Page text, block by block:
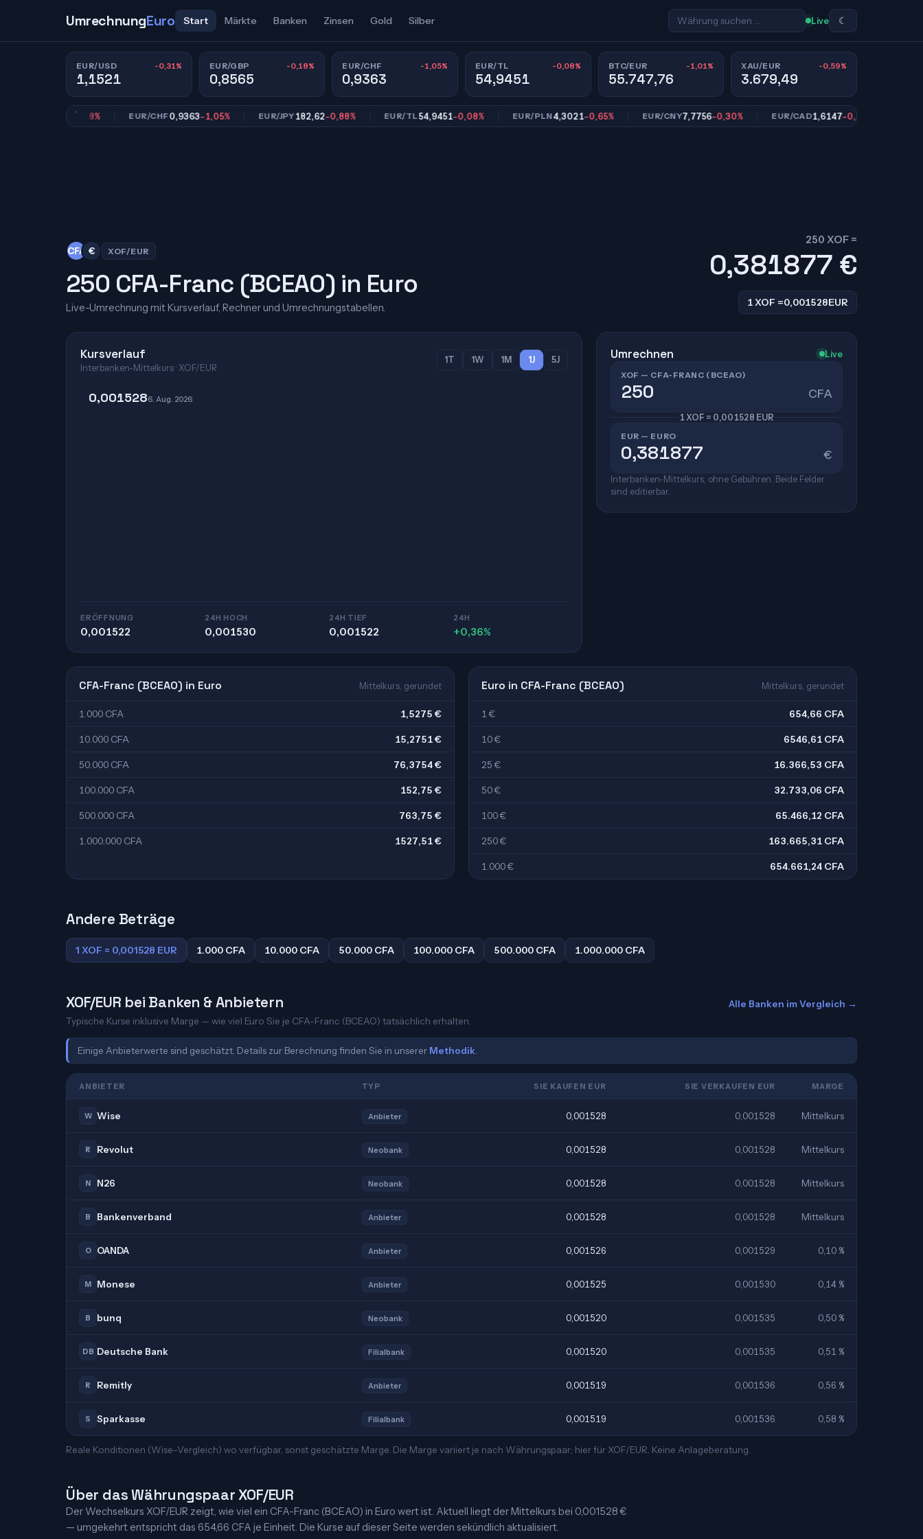
UmrechnungEuro Start Märkte Banken Zinsen Gold Silber Live ☾
EUR/USD -0,31%
1,1521
EUR/GBP -0,18%
0,8565
EUR/CHF -1,05%
0,9363
EUR/TL -0,08%
54,9451
BTC/EUR -1,01%
55.747,76
XAU/EUR -0,59%
3.679,49
-0,18% EUR/CHF0,9363-1,05% EUR/JPY182,62-0,88% EUR/TL54,9451-0,08% EUR/PLN4,3021-0,65% EUR/CNY7,7756-0,30% EUR/CAD1,6147-0,35%
CFA € XOF/EUR
250 CFA-Franc (BCEAO) in Euro
Live-Umrechnung mit Kursverlauf, Rechner und Umrechnungstabellen.
250 XOF =
0,381877 €
1 XOF =0,001528EUR
Kursverlauf
Interbanken-Mittelkurs · XOF/EUR
1T 1W 1M 1J 5J
0,0015286. Aug. 2026
ERÖFFNUNG
0,001522
24H HOCH
0,001530
24H TIEF
0,001522
24H
+0,36%
Umrechnen Live
XOF — CFA-FRANC (BCEAO)
CFA
1 XOF = 0,001528 EUR
EUR — EURO
€
Interbanken-Mittelkurs, ohne Gebühren. Beide Felder
sind editierbar.
CFA-Franc (BCEAO) in Euro Mittelkurs, gerundet
1.000 CFA 1,5275 €
10.000 CFA 15,2751 €
50.000 CFA 76,3754 €
100.000 CFA 152,75 €
500.000 CFA 763,75 €
1.000.000 CFA 1527,51 €
Euro in CFA-Franc (BCEAO) Mittelkurs, gerundet
1 € 654,66 CFA
10 € 6546,61 CFA
25 € 16.366,53 CFA
50 € 32.733,06 CFA
100 € 65.466,12 CFA
250 € 163.665,31 CFA
1.000 € 654.661,24 CFA
Andere Beträge
1 XOF = 0,001528 EUR 1.000 CFA 10.000 CFA 50.000 CFA 100.000 CFA 500.000 CFA 1.000.000 CFA
XOF/EUR bei Banken & Anbietern
Typische Kurse inklusive Marge — wie viel Euro Sie je CFA-Franc (BCEAO) tatsächlich erhalten.
Alle Banken im Vergleich →
Einige Anbieterwerte sind geschätzt. Details zur Berechnung finden Sie in unserer Methodik
ANBIETER TYP SIE KAUFEN EUR SIE VERKAUFEN EUR MARGE
W Wise Anbieter 0,001528 0,001528 Mittelkurs
R Revolut Neobank 0,001528 0,001528 Mittelkurs
N N26 Neobank 0,001528 0,001528 Mittelkurs
B Bankenverband Anbieter 0,001528 0,001528 Mittelkurs
O OANDA Anbieter 0,001526 0,001529 0,10 %
M Monese Anbieter 0,001525 0,001530 0,14 %
B bunq Neobank 0,001520 0,001535 0,50 %
DB Deutsche Bank Filialbank 0,001520 0,001535 0,51 %
R Remitly Anbieter 0,001519 0,001536 0,56 %
S Sparkasse Filialbank 0,001519 0,001536 0,58 %
Reale Konditionen (Wise-Vergleich) wo verfügbar, sonst geschätzte Marge. Die Marge variiert je nach Währungspaar; hier für XOF/EUR. Keine Anlageberatung.
Über das Währungspaar XOF/EUR
Der Wechselkurs XOF/EUR zeigt, wie viel ein CFA-Franc (BCEAO) in Euro wert ist. Aktuell liegt der Mittelkurs bei 0,001528 €
— umgekehrt entspricht das 654,66 CFA je Einheit. Die Kurse auf dieser Seite werden sekündlich aktualisiert.